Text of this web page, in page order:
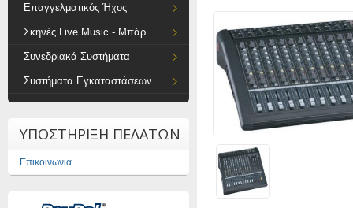
Επαγγελματικός Ήχος
Σκηνές Live Music - Μπάρ
Συνεδριακά Συστήματα
Συστήματα Εγκαταστάσεων
ΥΠΟΣΤΗΡΙΞΗ ΠΕΛΑΤΩΝ
Επικοινωνία